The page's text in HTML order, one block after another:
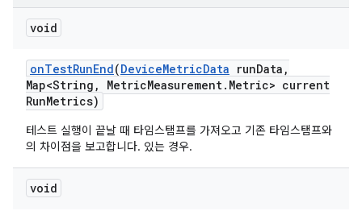
void
onTestRunEnd(DeviceMetricData runData ,
Map<String , MetricMeasurement. Metric> current
RunMetrics)
테스트 실행이 끝날 때 타임스탬프를 가져오고 기존 타임스탬프와
의 차이점을 보고합니다. 있는 경우.
void